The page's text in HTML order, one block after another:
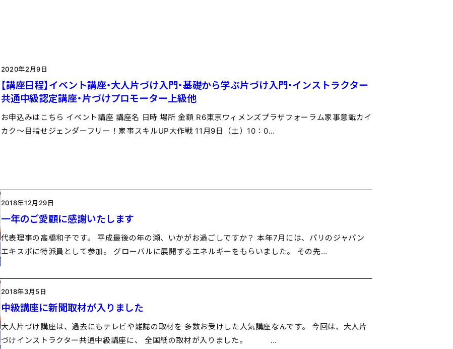
2020年2月9日
【講座日程】イベント講座・大人片づけ入門・基礎から学ぶ片づけ入門・インストラクター
共通中級認定講座・片づけプロモーター上級他
お申込みはこちら イベント講座 講座名 日時 場所 金額 R6東京ウィメンズプラザフォーラム家事意識カイ
カク～目指せジェンダーフリー！家事スキルUP大作戦 11月9日（土）10：0…
2018年12月29日
一年のご愛顧に感謝いたします
代表理事の高橋和子です。 平成最後の年の瀬、いかがお過ごしですか？ 本年7月には、パリのジャパン
エキスポに特派員として参加。 グローバルに展開するエネルギーをもらいました。 その先…
2018年3月5日
中級講座に新聞取材が入りました
大人片づけ講座は、過去にもテレビや雑誌の取材を 多数お受けした人気講座なんです。 今回は、大人片
づけインストラクター共通中級講座に、 全国紙の取材が入りました。 …